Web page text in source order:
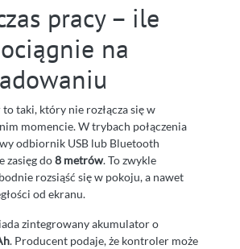
pracy – ile
na
taki, który nie rozłącza się w
momencie. W trybach połączenia
odbiornik USB lub Bluetooth
zasięg do8 metrów. To zwykle
rozsiąść się w pokoju, a nawet
od ekranu.
zintegrowany akumulator o
. Producent podaje, że kontroler może